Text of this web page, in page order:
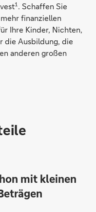
1. Schaffen Sie
finanziellen
Ihre Kinder, Nichten,
die Ausbildung, die
anderen großen
mit kleinen